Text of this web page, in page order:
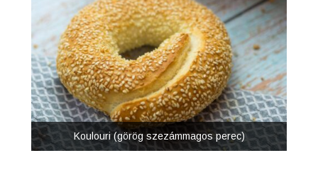
Koulouri (görög szezámmagos perec)